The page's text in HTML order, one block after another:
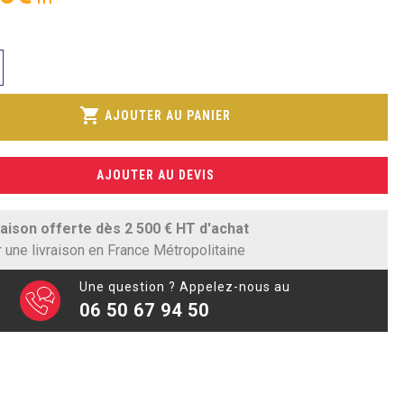
shopping_cart AJOUTER AU PANIER
AJOUTER AU DEVIS
offerte dès 2 500 € HT d'achat
une livraison en France Métropolitaine
Une question ? Appelez-nous au
06 50 67 94 50